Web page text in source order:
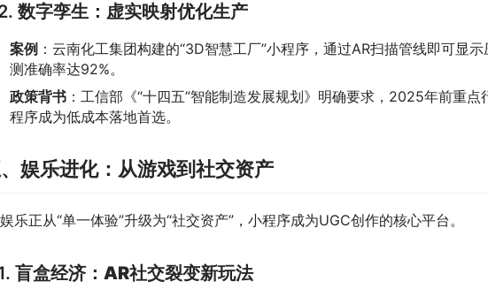
数字孪生：虚实映射优化生产
案例 ：云南化工集团构建的“3D智慧工厂”小程序，通过AR扫描管线即可显
测准确率达92%。
政策背书 ：工信部《“十四五”智能制造发展规划》明确要求，2025年前重
程序成为低成本落地首选。
娱乐进化：从游戏到社交资产
乐正从“单一体验”升级为“社交资产”，小程序成为UGC创作的核心平台。
盲盒经济：AR社交裂变新玩法